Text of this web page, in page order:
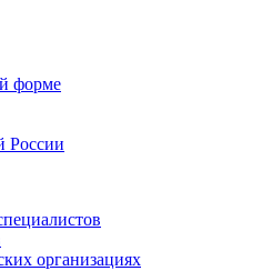
форме
России
организациях